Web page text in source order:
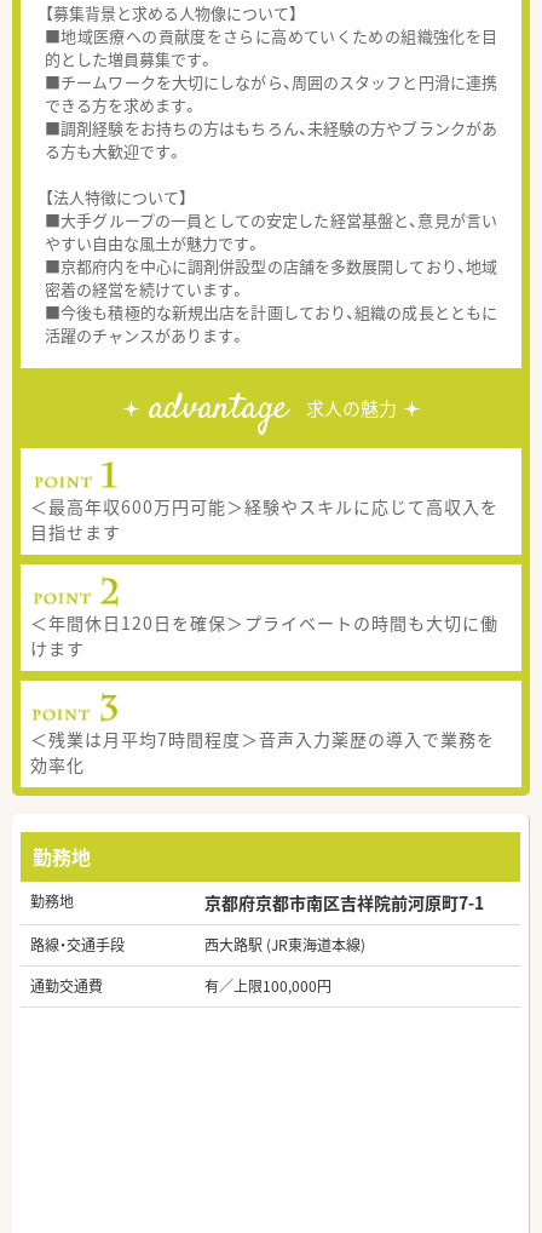
【募集背景と求める人物像について】
■地域医療への貢献度をさらに高めていくための組織強化を目
的とした増員募集です。
■チームワークを大切にしながら、周囲のスタッフと円滑に連携
できる方を求めます。
■調剤経験をお持ちの方はもちろん、未経験の方やブランクがあ
る方も大歓迎です。
【法人特徴について】
■大手グループの一員としての安定した経営基盤と、意見が言い
やすい自由な風土が魅力です。
■京都府内を中心に調剤併設型の店舗を多数展開しており、地域
密着の経営を続けています。
■今後も積極的な新規出店を計画しており、組織の成長とともに
活躍のチャンスがあります。
advantage 求人の魅力
＜最高年収600万円可能＞経験やスキルに応じて高収入を
目指せます
＜年間休日120日を確保＞プライベートの時間も大切に働
けます
＜残業は月平均7時間程度＞音声入力薬歴の導入で業務を
効率化
勤務地
勤務地 京都府京都市南区吉祥院前河原町7-1
路線・交通手段
西大路駅 (JR東海道本線)
通勤交通費
有／上限100,000円